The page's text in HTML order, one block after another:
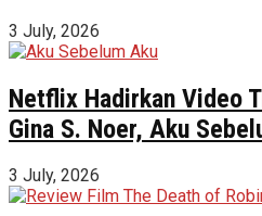
3 July, 2026
Netflix Hadirkan Video
Gina S. Noer, Aku
3 July, 2026